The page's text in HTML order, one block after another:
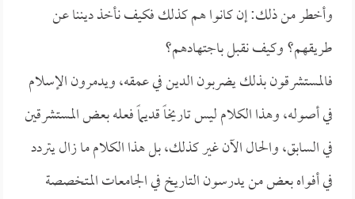
وأخطر من ذلك: إن كانوا هم كذلك فكيف نأخذ ديننا عن
طريقهم؟ وكيف نقبل باجتهادهم؟
فالمستشرقون بذلك يضربون الدين في عمقه، ويدمرون الإسلام
في أصوله، وهذا الكلام ليس تاريخاً قديماً فعله بعض المستشرقين
في السابق، والحال الآن غير كذلك، بل هذا الكلام ما زال يتردد
في أفواه بعض من يدرسون التاريخ في الجامعات المتخصصة